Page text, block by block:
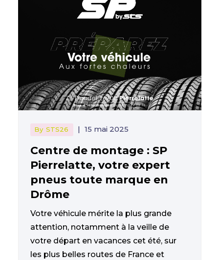
By STS26 | 15 mai 2025
Centre de montage : SP
Pierrelatte, votre expert
pneus toute marque en
Drôme
Votre véhicule mérite la plus grande
attention, notamment à la veille de
votre départ en vacances cet été, sur
les plus belles routes de France et